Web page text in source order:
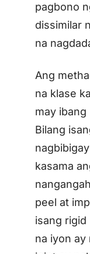
pagbono
dissimilar
na
Ang
na klase
may ibang
Bilang
kasama
peel at
isang
na iyon ay